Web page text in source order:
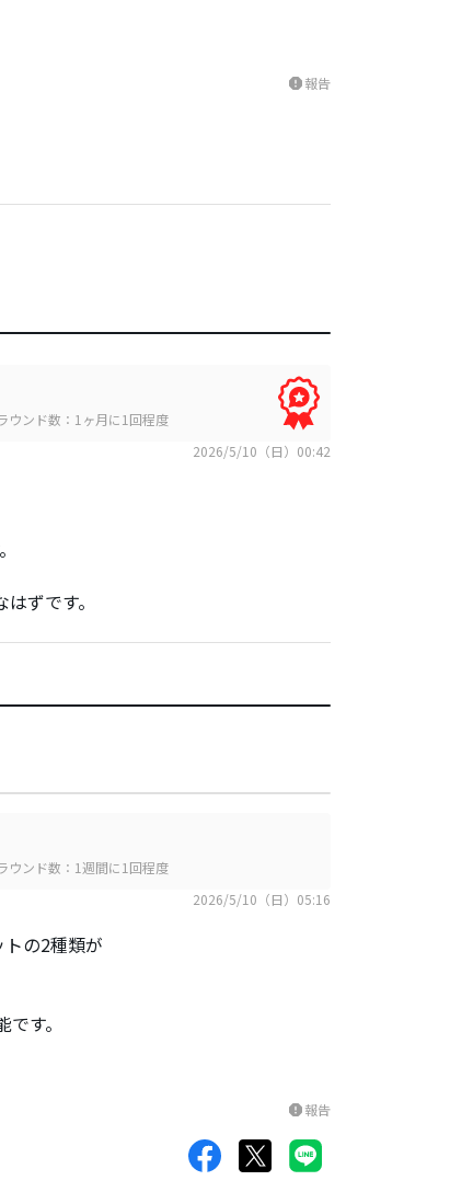
report報告
ウンド数：1ヶ月に1回程度
2026/5/10（日）00:42
ずです。
ウンド数：1週間に1回程度
2026/5/10（日）05:16
の2種類が
す。
report報告